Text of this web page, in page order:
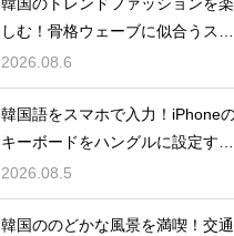
韓国のトレンドファッションを楽
しむ！骨格ウェーブに似合うスタ
イルの特徴
2026.08.6
韓国語をスマホで入力！iPhone
キーボードをハングルに設定する
手順
2026.08.5
韓国ののどかな風景を満喫！交通